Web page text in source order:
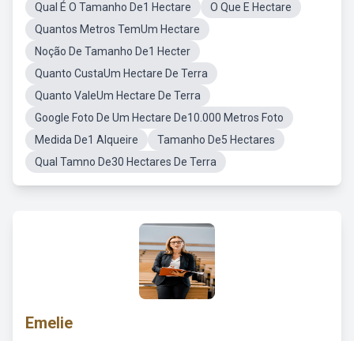
Qual É O Tamanho De1 Hectare
O Que E Hectare
Quantos Metros TemUm Hectare
Noção De Tamanho De1 Hecter
Quanto CustaUm Hectare De Terra
Quanto ValeUm Hectare De Terra
Google Foto De Um Hectare De10.000 Metros Foto
Medida De1 Alqueire
Tamanho De5 Hectares
Qual Tamno De30 Hectares De Terra
Emelie